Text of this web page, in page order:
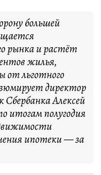
большей
рынка и растёт
жилья,
от льготного
директор
Алексей
итогам полугодия
ипотеки — за